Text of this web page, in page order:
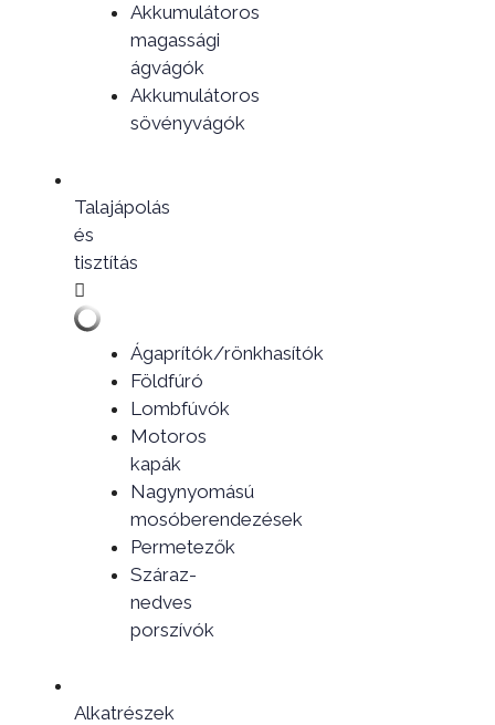
Akkumulátoros
magassági
ágvágók
Akkumulátoros
sövényvágók
Talajápolás
és
tisztítás
Ágaprítók/rönkhasítók
Földfúró
Lombfúvók
Motoros
kapák
Nagynyomású
mosóberendezések
Permetezők
Száraz-
nedves
porszívók
Alkatrészek